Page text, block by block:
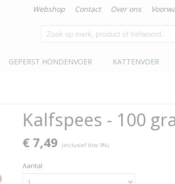
Webshop Contact Over ons
GEPERST HONDENVOER KATTENVOER
Kalfspees - 100
€ 7,49 (inclusief btw 9%)
Aantal